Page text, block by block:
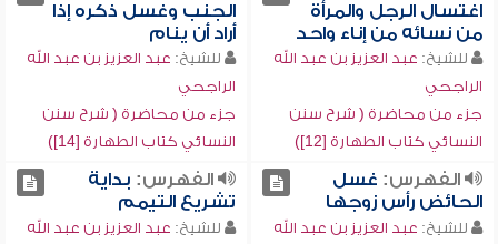
اغتسال الرجل والمرأة
من نسائه من إناء واحد
للشيخ: عبد العزيز بن عبد الله
الراجحي
جزء من محاضرة ( شرح سنن
النسائي كتاب الطهارة [12])
الجنب وغسل ذكره إذا
أراد أن ينام
للشيخ: عبد العزيز بن عبد الله
الراجحي
جزء من محاضرة ( شرح سنن
النسائي كتاب الطهارة [14])
الفهرس: غسل
الحائض رأس زوجها
للشيخ: عبد العزيز بن عبد الله
الفهرس: بداية
تشريع التيمم
للشيخ: عبد العزيز بن عبد الله